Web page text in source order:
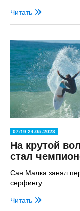
Читать
07:19 24.05.2023
На крутой
стал
Сан Малка занял
серфингу
Читать